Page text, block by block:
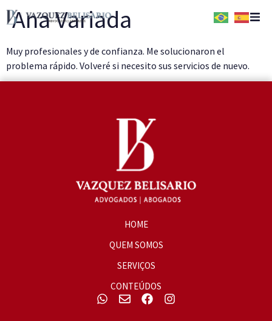
Quem Somos
Ana Variada
Muy profesionales y de confianza. Me solucionaron el
problema rápido. Volveré si necesito sus servicios de nuevo.
HOME
QUEM SOMOS
SERVIÇOS
CONTEÚDOS